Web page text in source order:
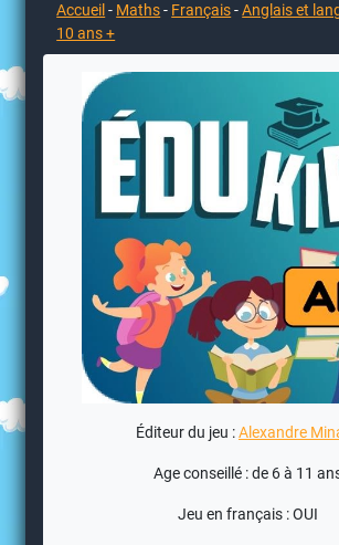
Accueil - Maths- Français-Anglais et
10 ans +
Éditeur du jeu :Alexandre
Age conseillé : de 6 à 11
Jeu en français : OUI